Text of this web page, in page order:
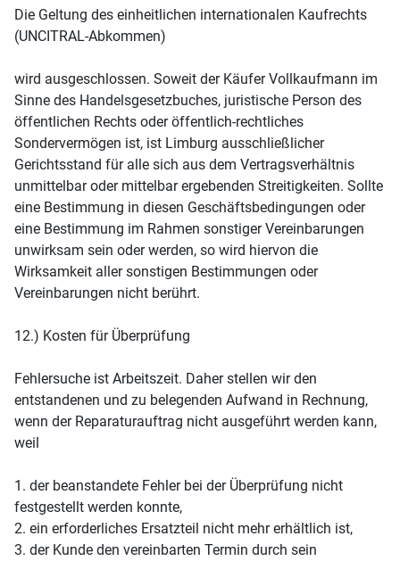
Die Geltung des einheitlichen internationalen Kaufrechts
(UNCITRAL-Abkommen)
wird ausgeschlossen. Soweit der Käufer Vollkaufmann im
Sinne des Handelsgesetzbuches, juristische Person des
öffentlichen Rechts oder öffentlich-rechtliches
Sondervermögen ist, ist Limburg ausschließlicher
Gerichtsstand für alle sich aus dem Vertragsverhältnis
unmittelbar oder mittelbar ergebenden Streitigkeiten. Sollte
eine Bestimmung in diesen Geschäftsbedingungen oder
eine Bestimmung im Rahmen sonstiger Vereinbarungen
unwirksam sein oder werden, so wird hiervon die
Wirksamkeit aller sonstigen Bestimmungen oder
Vereinbarungen nicht berührt.
12.) Kosten für Überprüfung
Fehlersuche ist Arbeitszeit. Daher stellen wir den
entstandenen und zu belegenden Aufwand in Rechnung,
wenn der Reparaturauftrag nicht ausgeführt werden kann,
weil
1. der beanstandete Fehler bei der Überprüfung nicht
festgestellt werden konnte,
2. ein erforderliches Ersatzteil nicht mehr erhältlich ist,
3. der Kunde den vereinbarten Termin durch sein